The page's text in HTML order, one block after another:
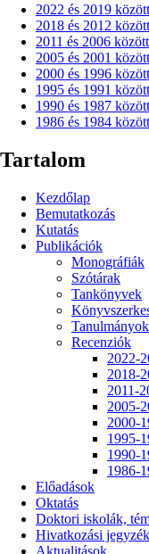
2022 és 2019 között
2018 és 2012 között
2011 és 2006 között
2005 és 2001 között
2000 és 1996 között
1995 és 1991 között
1990 és 1987 között
1986 és 1984 között
Tartalom
Kezdőlap
Bemutatkozás
Kutatás
Publikációk
Monográfiák
Szótárak
Tankönyvek
Tanulmányok
Recenziók
2022-
2018-
2011-
2005-
2000-
1995-
1990-
1986-
Előadások
Oktatás
Doktori iskolák,
Hivatkozási jegyzék
Aktualitások